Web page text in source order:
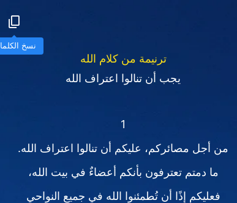
نسخ
ترنيمة من كلام الله
يجب أن تنالوا اعتراف الله
1
من أجل مصائركم، عليكم أن تنالوا اعتراف الله.
ما دمتم تعترفون بأنكم أعضاءٌ في بيت الله،
فعليكم إذًا أن تُطمئنوا الله في جميع النواحي